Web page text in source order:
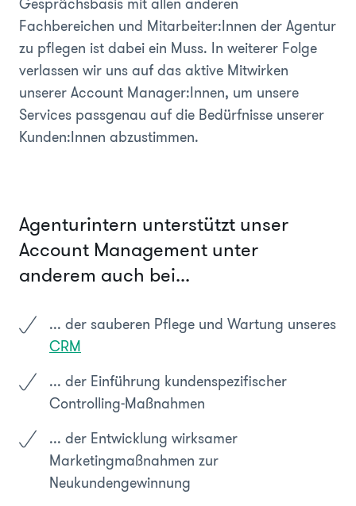
Fachbereichen und Mitarbeiter:Innen der Agentur
zu pflegen ist dabei ein Muss. In weiterer Folge
verlassen wir uns auf das aktive Mitwirken
unserer Account Manager:Innen, um unsere
Services passgenau auf die Bedürfnisse unserer
Kunden:Innen abzustimmen.
Agenturintern unterstützt unser
Account Management unter
anderem auch bei...
... der sauberen Pflege und Wartung unseres
CRM
... der Einführung kundenspezifischer
Controlling-Maßnahmen
... der Entwicklung wirksamer
Marketingmaßnahmen zur
Neukundengewinnung